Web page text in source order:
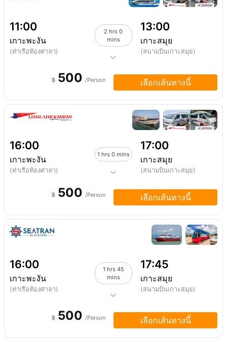
11:00
เกาะพะงัน
(ท่าเรือท้องศาลา)
2 hrs 0
mins
13:00
เกาะสมุย
(สนามบินเกาะสมุย)
฿ 500 /Person เลือกเส้นทางนี้
16:00
เกาะพะงัน
(ท่าเรือท้องศาลา)
1 hrs 0 mins
17:00
เกาะสมุย
(สนามบินเกาะสมุย)
฿ 500 /Person เลือกเส้นทางนี้
16:00
เกาะพะงัน
(ท่าเรือท้องศาลา)
1 hrs 45
mins
17:45
เกาะสมุย
(สนามบินเกาะสมุย)
฿ 500 /Person เลือกเส้นทางนี้